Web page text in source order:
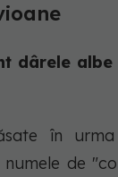
dârele
în
de